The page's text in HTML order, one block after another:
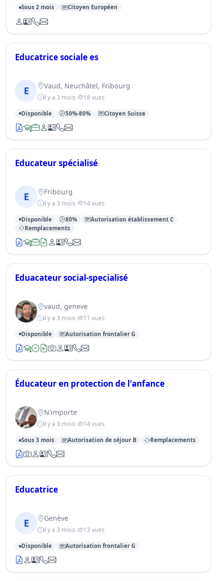
Sous 2 mois Citoyen Européen
Educatrice sociale es
E Vaud, Neuchâtel, Fribourg
il y a 3 mois 18 vues
Disponible 50%-80% Citoyen Suisse
Educateur spécialisé
E Fribourg
il y a 3 mois 14 vues
Disponible 80%
Autorisation établissement C
Remplacements
Eduacateur social-specialisé
vaud, geneve
il y a 3 mois 11 vues
Disponible Autorisation frontalier G
Éducateur en protection de l'anfance
N'importe
il y a 3 mois 14 vues
Sous 3 mois Autorisation de séjour B Remplacements
Educatrice
E Genève
il y a 3 mois 13 vues
Disponible Autorisation frontalier G